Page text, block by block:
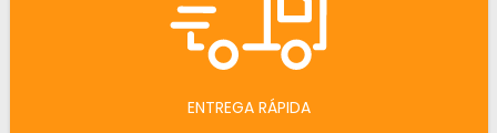
ENTREGA RÁPIDA